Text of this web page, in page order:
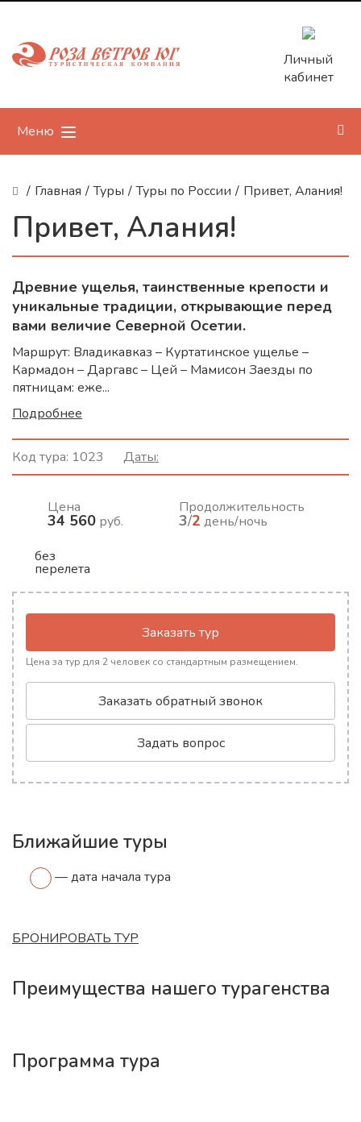
Личный
кабинет
Меню
/ Главная / Туры / Туры по России / Привет, Алания!
Привет, Алания!
Древние ущелья, таинственные крепости и
уникальные традиции, открывающие перед
вами величие Северной Осетии.
Маршрут: Владикавказ – Куртатинское ущелье –
Кармадон – Даргавс – Цей – Мамисон Заезды по
пятницам: еже...
Подробнее
Код тура: 1023 Даты:
Цена
34 560 руб.
Продолжительность
3/2 день/ночь
без
перелета
Заказать тур
Цена за тур для 2 человек со стандартным размещением.
Заказать обратный звонок
Задать вопрос
Ближайшие туры
— дата начала тура
БРОНИРОВАТЬ ТУР
Преимущества нашего турагенства
Программа тура